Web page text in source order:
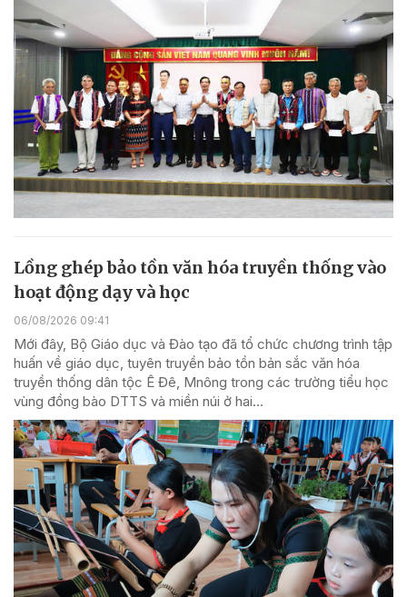
Lồng ghép bảo tồn văn hóa truyền thống vào
hoạt động dạy và học
06/08/2026 09:41
Mới đây, Bộ Giáo dục và Đào tạo đã tổ chức chương trình tập
huấn về giáo dục, tuyên truyền bảo tồn bản sắc văn hóa
truyền thống dân tộc Ê Đê, Mnông trong các trường tiểu học
vùng đồng bào DTTS và miền núi ở hai...